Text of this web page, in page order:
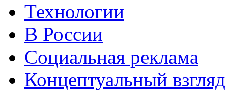
Технологии
В России
Социальная реклама
Концептуальный взгляд